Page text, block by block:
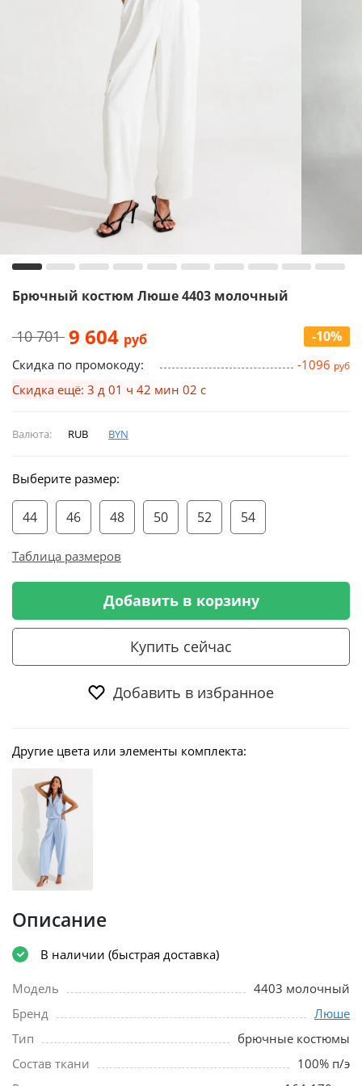
Брючный костюм Люше 4403 молочный
10 701 9 604 руб -10%
Скидка по промокоду: -1096 руб
Скидка ещё: 3 д 01 ч 42 мин 02 с
Валюта: RUB BYN
Выберите размер:
44 46 48 50 52 54
Таблица размеров
Добавить в корзину
Купить сейчас
Добавить в избранное
Другие цвета или элементы комплекта:
Описание
В наличии (быстрая доставка)
Модель
4403 молочный
Бренд
Люше
Тип
брючные костюмы
Состав ткани
100% п/э